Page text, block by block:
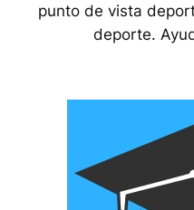
punto de vista
deporte.